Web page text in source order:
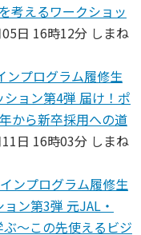
考えるワークショッ
日 16時12分 しまね
ンプログラム履修生
ョン第4弾 届け！ポ
から新卒採用への道
日 16時03分 しまね
ンプログラム履修生
ン第3弾 元JAL・
～この先使えるビジ